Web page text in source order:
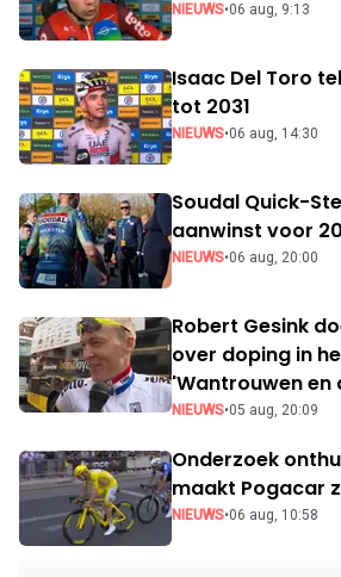
NIEUWS•06 aug, 9:13
Isaac Del Toro
tot 2031
NIEUWS•06 aug, 14:30
Soudal Quick-
aanwinst voor
NIEUWS•06 aug, 20:00
Robert Gesink
over doping in
'Wantrouwen en
NIEUWS•05 aug, 20:09
Onderzoek
maakt Pogacar
NIEUWS•06 aug, 10:58